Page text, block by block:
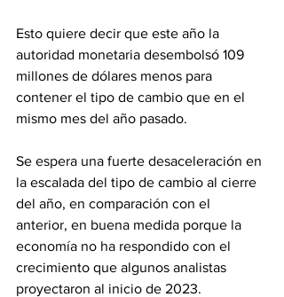
Esto quiere decir que este año la
autoridad monetaria desembolsó 109
millones de dólares menos para
contener el tipo de cambio que en el
mismo mes del año pasado.
Se espera una fuerte desaceleración en
la escalada del tipo de cambio al cierre
del año, en comparación con el
anterior, en buena medida porque la
economía no ha respondido con el
crecimiento que algunos analistas
proyectaron al inicio de 2023.